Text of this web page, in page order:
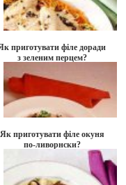
приготувати філе доради
з зеленим перцем?
Як приготувати філе окуня
по-ливорнски?